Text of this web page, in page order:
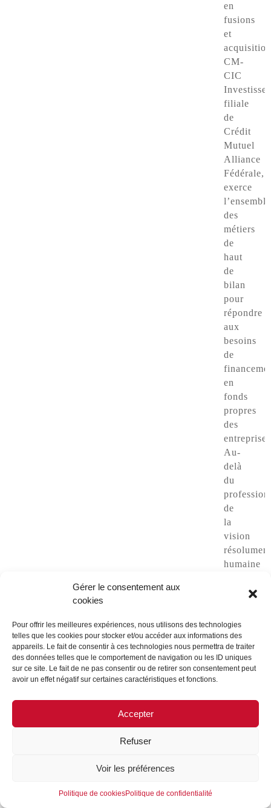
Gérer le consentement aux
cookies
Pour offrir les meilleures expériences, nous utilisons des technologies
telles que les cookies pour stocker et/ou accéder aux informations des
appareils. Le fait de consentir à ces technologies nous permettra de traiter
des données telles que le comportement de navigation ou les ID uniques
sur ce site. Le fait de ne pas consentir ou de retirer son consentement peut
avoir un effet négatif sur certaines caractéristiques et fonctions.
Accepter
Refuser
Voir les préférences
Politique de cookiesPolitique de confidentialité
en
fusions
et
CM-
CIC
filiale
de
Crédit
Mutuel
Alliance
Fédérale,
exerce
l’ensemble
des
métiers
de
haut
de
bilan
pour
répondre
aux
besoins
de
en
fonds
propres
des
Au-
delà
du
de
la
vision
résolument
humaine
métier
de
la
proximité
avec